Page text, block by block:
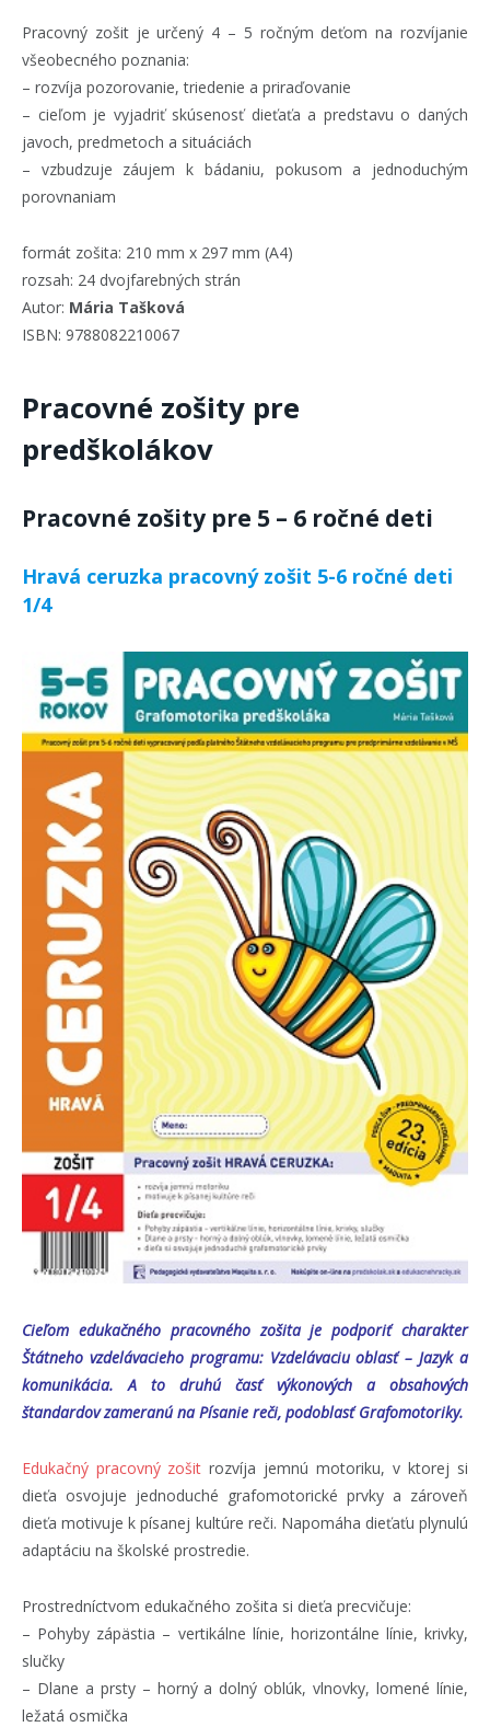
Pracovný zošit je určený 4 – 5 ročným deťom na rozvíjanie
všeobecného poznania:
– rozvíja pozorovanie, triedenie a priraďovanie
– cieľom je vyjadriť skúsenosť dieťaťa a predstavu o daných
javoch, predmetoch a situáciách
– vzbudzuje záujem k bádaniu, pokusom a jednoduchým
porovnaniam
formát zošita: 210 mm x 297 mm (A4)
rozsah: 24 dvojfarebných strán
Autor: Mária Tašková
ISBN: 9788082210067
Pracovné zošity pre
predškolákov
Pracovné zošity pre 5 – 6 ročné deti
Hravá ceruzka pracovný zošit 5-6 ročné deti
1/4
Cieľom edukačného pracovného zošita je podporiť charakter
Štátneho vzdelávacieho programu: Vzdelávaciu oblasť – Jazyk a
komunikácia. A to druhú časť výkonových a obsahových
štandardov zameranú na Písanie reči, podoblasť Grafomotoriky.
Edukačný pracovný zošit rozvíja jemnú motoriku, v ktorej si
dieťa osvojuje jednoduché grafomotorické prvky a zároveň
dieťa motivuje k písanej kultúre reči. Napomáha dieťaťu plynulú
adaptáciu na školské prostredie.
Prostredníctvom edukačného zošita si dieťa precvičuje:
– Pohyby zápästia – vertikálne línie, horizontálne línie, krivky,
slučky
– Dlane a prsty – horný a dolný oblúk, vlnovky, lomené línie,
ležatá osmička